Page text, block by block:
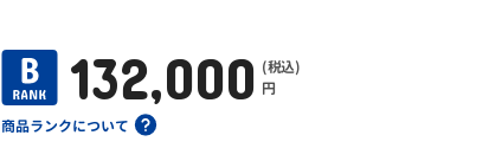
商品ランクについて
132,000 (税込)
円